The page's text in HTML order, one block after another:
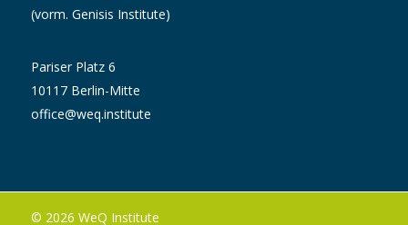
(vorm. Genisis Institute)
Pariser Platz 6
10117 Berlin-Mitte
office@weq.institute
© 2026 WeQ Institute